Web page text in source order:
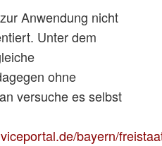
Anwendung nicht
Unter dem
ohne
versuche es selbst
bayern/